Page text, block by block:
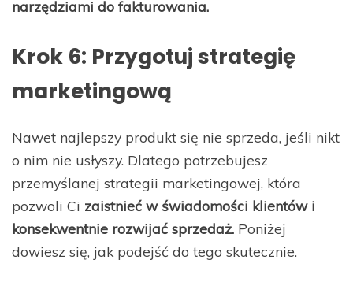
narzędziami do fakturowania.
Krok 6: Przygotuj strategię
marketingową
Nawet najlepszy produkt się nie sprzeda, jeśli nikt
o nim nie usłyszy. Dlatego potrzebujesz
przemyślanej strategii marketingowej, która
pozwoli Ci zaistnieć w świadomości klientów i
konsekwentnie rozwijać sprzedaż. Poniżej
dowiesz się, jak podejść do tego skutecznie.